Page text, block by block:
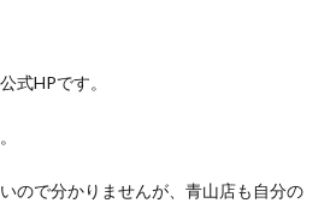
式HPです。
ので分かりませんが、青山店も自分の